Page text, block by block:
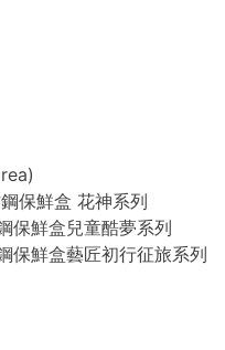
保鮮盒 花神系列
保鮮盒兒童酷夢系列
保鮮盒藝匠初行征旅系列